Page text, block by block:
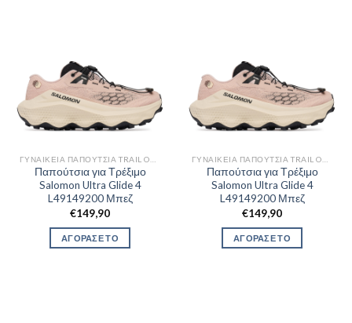
Παπούτσια για Τρέξιμο
Salomon Ultra Glide 4
L49149200 Μπεζ
€149,90
ΑΓΟΡΑΣΕ ΤΟ
Παπούτσια για Τρέξιμο
Salomon Ultra Glide 4
L49149200 Μπεζ
€149,90
ΑΓΟΡΑΣΕ ΤΟ